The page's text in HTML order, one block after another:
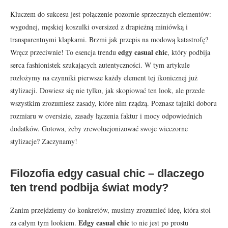
Kluczem do sukcesu jest połączenie pozornie sprzecznych elementów:
wygodnej, męskiej koszulki oversized z drapieżną miniówką i
transparentnymi klapkami. Brzmi jak przepis na modową katastrofę?
Wręcz przeciwnie! To esencja trendu edgy casual chic, który podbija
serca fashionistek szukających autentyczności. W tym artykule
rozłożymy na czynniki pierwsze każdy element tej ikonicznej już
stylizacji. Dowiesz się nie tylko, jak skopiować ten look, ale przede
wszystkim zrozumiesz zasady, które nim rządzą. Poznasz tajniki doboru
rozmiaru w oversizie, zasady łączenia faktur i mocy odpowiednich
dodatków. Gotowa, żeby zrewolucjonizować swoje wieczorne
stylizacje? Zaczynamy!
Filozofia edgy casual chic – dlaczego
ten trend podbija świat mody?
Zanim przejdziemy do konkretów, musimy zrozumieć ideę, która stoi
za całym tym lookiem. Edgy casual chic to nie jest po prostu